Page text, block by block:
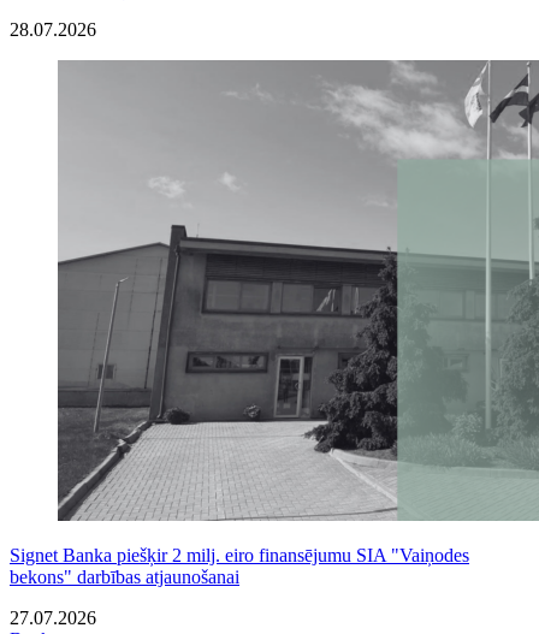
28.07.2026
Signet Banka piešķir 2 milj. eiro finansējumu SIA "Vaiņodes
bekons" darbības atjaunošanai
27.07.2026